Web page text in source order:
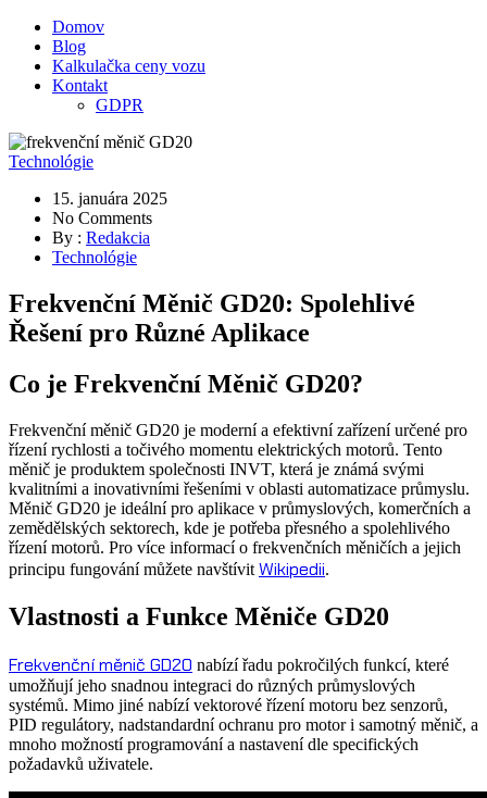
Domov
Blog
Kalkulačka ceny vozu
Kontakt
GDPR
Technológie
15. januára 2025
No Comments
By : Redakcia
Technológie
Frekvenční Měnič GD20: Spolehlivé
Řešení pro Různé Aplikace
Co je Frekvenční Měnič GD20?
Frekvenční měnič GD20 je moderní a efektivní zařízení určené pro
řízení rychlosti a točivého momentu elektrických motorů. Tento
měnič je produktem společnosti INVT, která je známá svými
kvalitními a inovativními řešeními v oblasti automatizace průmyslu.
Měnič GD20 je ideální pro aplikace v průmyslových, komerčních a
zemědělských sektorech, kde je potřeba přesného a spolehlivého
řízení motorů. Pro více informací o frekvenčních měničích a jejich
principu fungování můžete navštívit Wikipedii.
Vlastnosti a Funkce Měniče GD20
Frekvenční měnič GD20 nabízí řadu pokročilých funkcí, které
umožňují jeho snadnou integraci do různých průmyslových
systémů. Mimo jiné nabízí vektorové řízení motoru bez senzorů,
PID regulátory, nadstandardní ochranu pro motor i samotný měnič, a
mnoho možností programování a nastavení dle specifických
požadavků uživatele.